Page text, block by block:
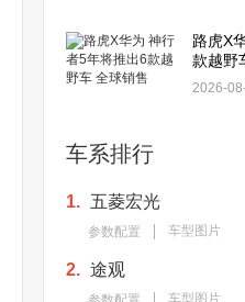
路虎X
款越野
2026-
车系排行
1. 五菱宏光
参数配置 车型图片
2. 途观
车型图片